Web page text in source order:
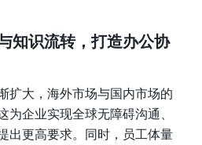
知识流转，打造办公协
扩大，海外市场与国内市场的
为企业实现全球无障碍沟通、
出更高要求。同时，员工体量